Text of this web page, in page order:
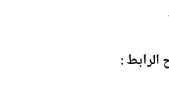
الرابط :